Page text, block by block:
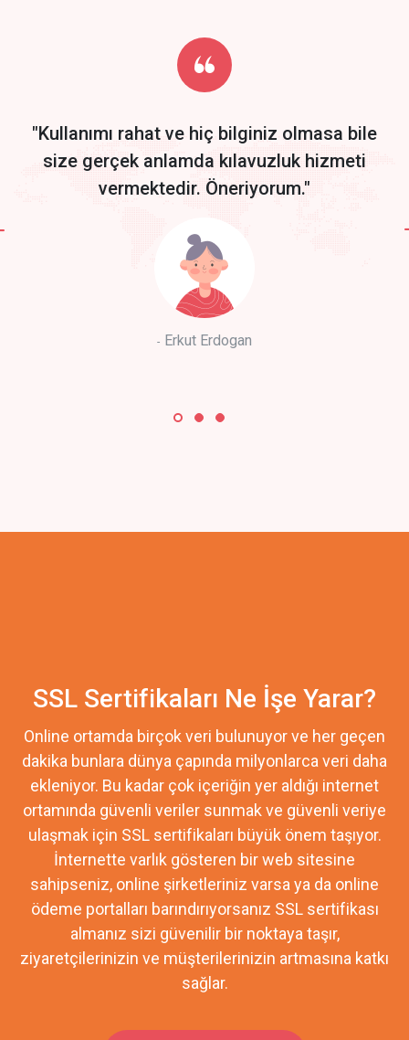
Start by trying our service for 30 days free trial no credit card
required.
"Kullanımı rahat ve hiç bilginiz olmasa bile
size gerçek anlamda kılavuzluk hizmeti
vermektedir. Öneriyorum."
Erkut Erdogan
SSL Sertifikaları Ne İşe Yarar?
Online ortamda birçok veri bulunuyor ve her geçen
dakika bunlara dünya çapında milyonlarca veri daha
ekleniyor. Bu kadar çok içeriğin yer aldığı internet
ortamında güvenli veriler sunmak ve güvenli veriye
ulaşmak için SSL sertifikaları büyük önem taşıyor.
İnternette varlık gösteren bir web sitesine
sahipseniz, online şirketleriniz varsa ya da online
ödeme portalları barındırıyorsanız SSL sertifikası
almanız sizi güvenilir bir noktaya taşır,
ziyaretçilerinizin ve müşterilerinizin artmasına katkı
sağlar.